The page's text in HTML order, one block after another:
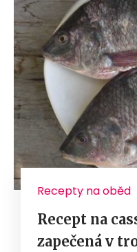
Recepty na oběd
Recept na
zapečená v